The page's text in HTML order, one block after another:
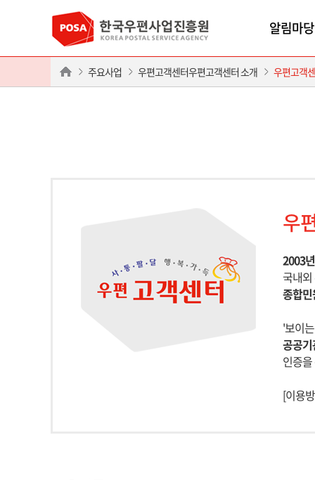
알림마당
주요사업 우편고객센터우편고객센터 소개 우편고객
우
2003
국내
종합
'보이
공공
인증
[이용